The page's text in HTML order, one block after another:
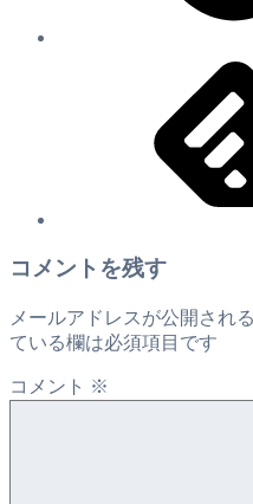
コメントを残す
メールアドレスが公開され
ている欄は必須項目です
コメント ※